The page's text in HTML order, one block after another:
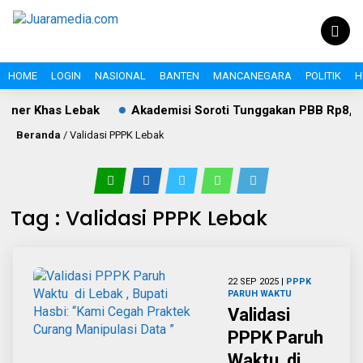
HOME LOGIN NASIONAL BANTEN MANCANEGARA POLITIK
Khas Lebak Akademisi Soroti Tunggakan PBB Rp8,4
Beranda / Validasi PPPK Lebak
Tag : Validasi PPPK Lebak
22 SEP 2025 | PPPK
PARUH WAKTU
Validasi
PPPK Paruh